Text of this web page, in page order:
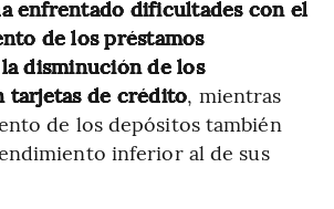
enfrentado dificultades con el
de los préstamos
disminución de los
tarjetas de crédito, mientras
de los depósitos también
inferior al de sus